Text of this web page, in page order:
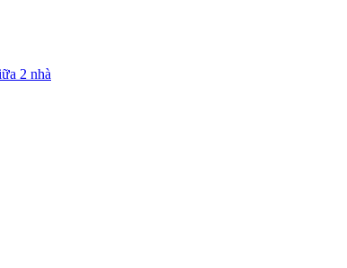
2 nhà